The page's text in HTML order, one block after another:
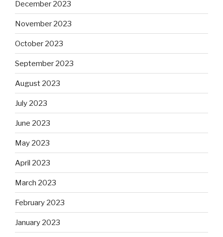
December 2023
November 2023
October 2023
September 2023
August 2023
July 2023
June 2023
May 2023
April 2023
March 2023
February 2023
January 2023